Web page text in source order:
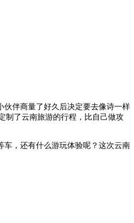
伙伴商量了好久后决定要去像诗一样
制了云南旅游的行程，比自己做攻
车，还有什么游玩体验呢？这次云南